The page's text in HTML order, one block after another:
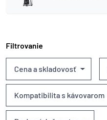
Filtrovanie
Cena a skladovosť
Kompatibilita s kávovarom